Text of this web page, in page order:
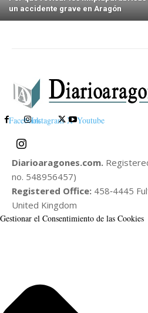
un accidente grave en Aragón
FacebookInstagram X Youtube
Diarioaragones.com.
no. 548956457)
Registered Office: 458‑4445
United Kingdom
Gestionar el Consentimiento de las Cookies